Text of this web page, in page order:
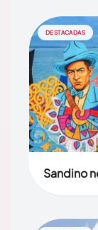
DESTACADAS
Sandino